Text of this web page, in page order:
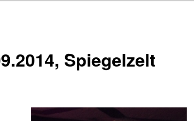
Spiegelzelt